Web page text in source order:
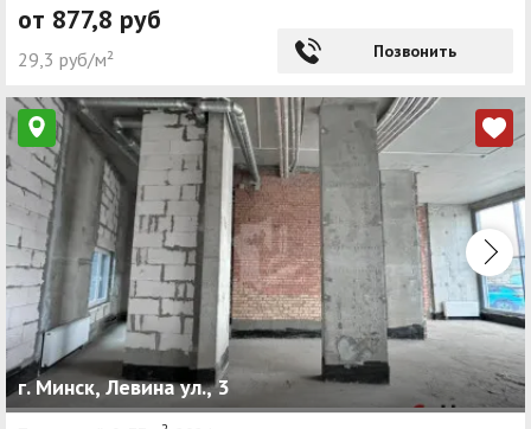
от 877,8 руб
29,3 руб/м² Позвонить
г. Минск, Левина ул., 3